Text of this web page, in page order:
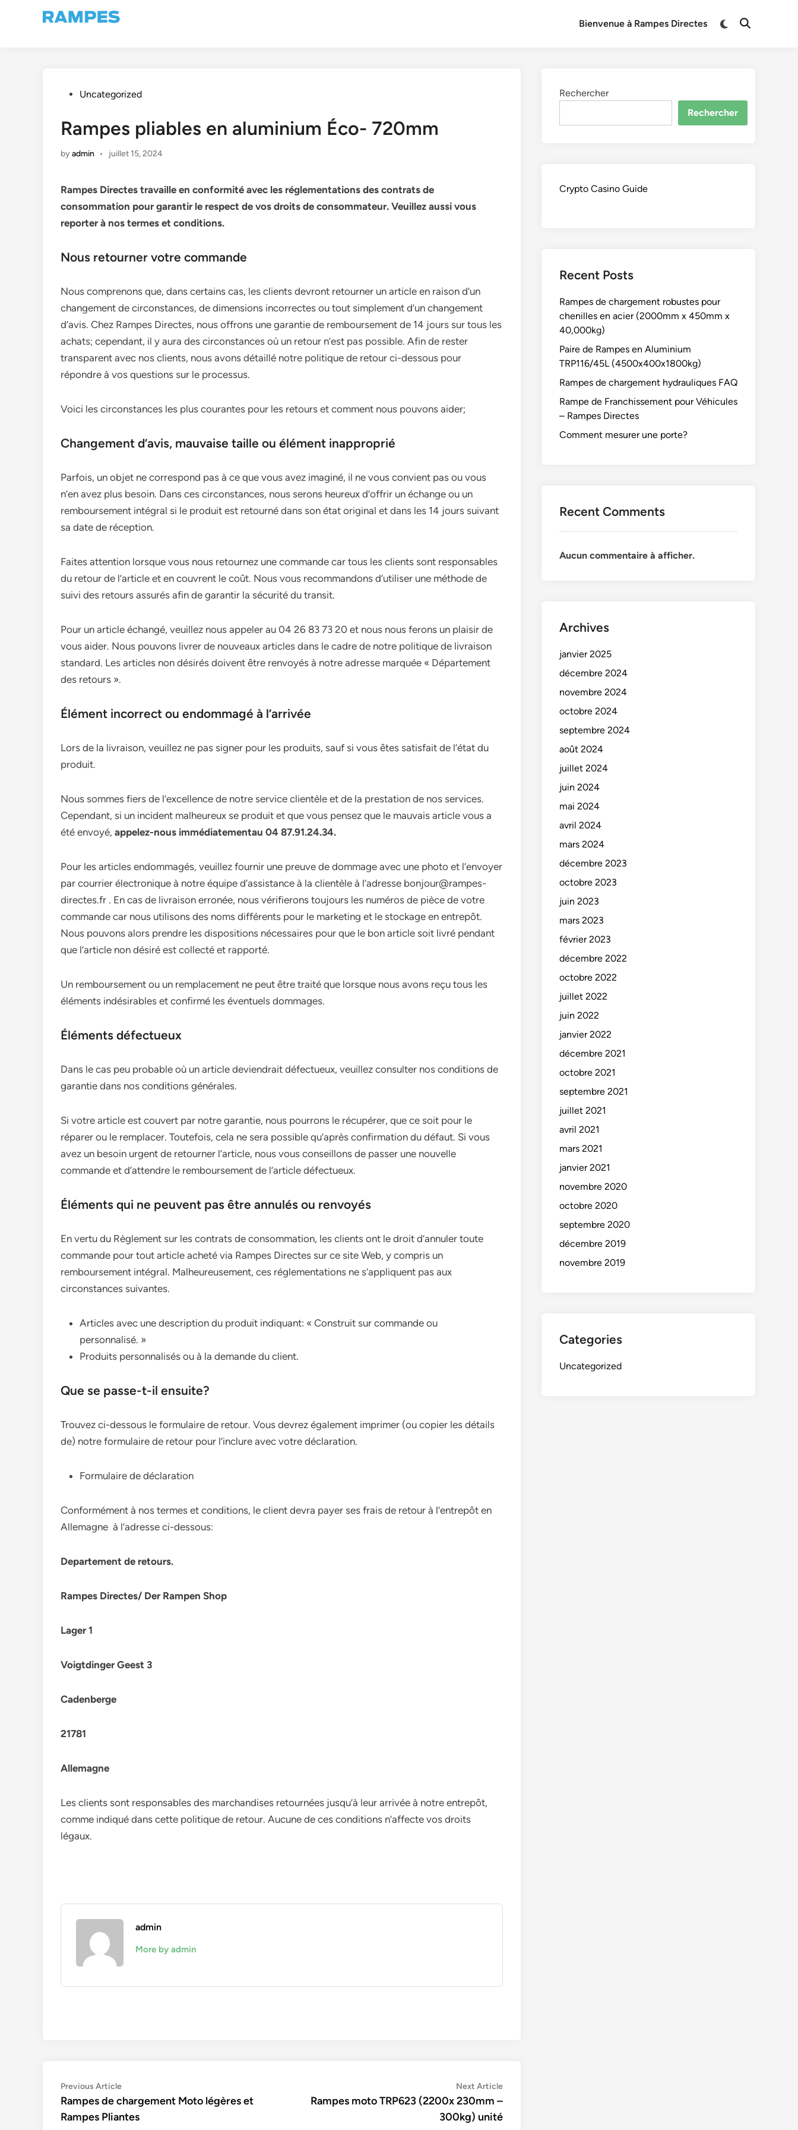
Bienvenue à Rampes Directes
Switch
Open
PostedUncategorized
Rampes pliables en aluminium Éco- 720mm
byadmin • juillet 15, 2024
Rampes Directes travaille en conformité avec les réglementations des contrats de
consommation pour garantir le respect de vos droits de consommateur. Veuillez aussi vous
reporter à nos termes et conditions.
Nous retourner votre commande
Nous comprenons que, dans certains cas, les clients devront retourner un article en raison d’un
changement de circonstances, de dimensions incorrectes ou tout simplement d’un changement
d’avis. Chez Rampes Directes, nous offrons une garantie de remboursement de 14 jours sur tous les
achats; cependant, il y aura des circonstances où un retour n’est pas possible. Afin de rester
transparent avec nos clients, nous avons détaillé notre politique de retour ci-dessous pour
répondre à vos questions sur le processus.
Voici les circonstances les plus courantes pour les retours et comment nous pouvons aider;
Changement d’avis, mauvaise taille ou élément inapproprié
Parfois, un objet ne correspond pas à ce que vous avez imaginé, il ne vous convient pas ou vous
n’en avez plus besoin. Dans ces circonstances, nous serons heureux d’offrir un échange ou un
remboursement intégral si le produit est retourné dans son état original et dans les 14 jours suivant
sa date de réception.
Faites attention lorsque vous nous retournez une commande car tous les clients sont responsables
du retour de l’article et en couvrent le coût. Nous vous recommandons d’utiliser une méthode de
suivi des retours assurés afin de garantir la sécurité du transit.
Pour un article échangé, veuillez nous appeler au 04 26 83 73 20 et nous nous ferons un plaisir de
vous aider. Nous pouvons livrer de nouveaux articles dans le cadre de notre politique de livraison
standard. Les articles non désirés doivent être renvoyés à notre adresse marquée « Département
des retours ».
Élément incorrect ou endommagé à l’arrivée
Lors de la livraison, veuillez ne pas signer pour les produits, sauf si vous êtes satisfait de l’état du
produit.
Nous sommes fiers de l’excellence de notre service clientèle et de la prestation de nos services.
Cependant, si un incident malheureux se produit et que vous pensez que le mauvais article vous a
été envoyé, appelez-nous immédiatementau 04 87.91.24.34.
Pour les articles endommagés, veuillez fournir une preuve de dommage avec une photo et l’envoyer
par courrier électronique à notre équipe d’assistance à la clientèle à l’adresse bonjour@rampes-
directes.fr . En cas de livraison erronée, nous vérifierons toujours les numéros de pièce de votre
commande car nous utilisons des noms différents pour le marketing et le stockage en entrepôt.
Nous pouvons alors prendre les dispositions nécessaires pour que le bon article soit livré pendant
que l’article non désiré est collecté et rapporté.
Un remboursement ou un remplacement ne peut être traité que lorsque nous avons reçu tous les
éléments indésirables et confirmé les éventuels dommages.
Éléments défectueux
Dans le cas peu probable où un article deviendrait défectueux, veuillez consulter nos conditions de
garantie dans nos conditions générales.
Si votre article est couvert par notre garantie, nous pourrons le récupérer, que ce soit pour le
réparer ou le remplacer. Toutefois, cela ne sera possible qu’après confirmation du défaut. Si vous
avez un besoin urgent de retourner l’article, nous vous conseillons de passer une nouvelle
commande et d’attendre le remboursement de l’article défectueux.
Éléments qui ne peuvent pas être annulés ou renvoyés
En vertu du Règlement sur les contrats de consommation, les clients ont le droit d’annuler toute
commande pour tout article acheté via Rampes Directes sur ce site Web, y compris un
remboursement intégral. Malheureusement, ces réglementations ne s’appliquent pas aux
circonstances suivantes.
Articles avec une description du produit indiquant: « Construit sur commande ou
personnalisé. »
Produits personnalisés ou à la demande du client.
Que se passe-t-il ensuite?
Trouvez ci-dessous le formulaire de retour. Vous devrez également imprimer (ou copier les détails
de) notre formulaire de retour pour l’inclure avec votre déclaration.
Formulaire de déclaration
Conformément à nos termes et conditions, le client devra payer ses frais de retour à l’entrepôt en
Allemagne à l’adresse ci-dessous:
Departement de retours.
Rampes Directes/ Der Rampen Shop
Lager 1
Voigtdinger Geest 3
Cadenberge
21781
Allemagne
Les clients sont responsables des marchandises retournées jusqu’à leur arrivée à notre entrepôt,
comme indiqué dans cette politique de retour. Aucune de ces conditions n’affecte vos droits
légaux.
admin
More by admin
Navigation
de
l’article
Previous ArticlePrevious
article:
Rampes de chargement Moto légères et
Rampes Pliantes
Next ArticleNext
article:
Rampes moto TRP623 (2200x 230mm –
300kg) unité
Rechercher
Rechercher
Crypto Casino Guide
Recent Posts
Rampes de chargement robustes pour
chenilles en acier (2000mm x 450mm x
40,000kg)
Paire de Rampes en Aluminium
TRP116/45L (4500x400x1800kg)
Rampes de chargement hydrauliques FAQ
Rampe de Franchissement pour Véhicules
– Rampes Directes
Comment mesurer une porte?
Recent Comments
Aucun commentaire à afficher.
Archives
janvier 2025
décembre 2024
novembre 2024
octobre 2024
septembre 2024
août 2024
juillet 2024
juin 2024
mai 2024
avril 2024
mars 2024
décembre 2023
octobre 2023
juin 2023
mars 2023
février 2023
décembre 2022
octobre 2022
juillet 2022
juin 2022
janvier 2022
décembre 2021
octobre 2021
septembre 2021
juillet 2021
avril 2021
mars 2021
janvier 2021
novembre 2020
octobre 2020
septembre 2020
décembre 2019
novembre 2019
Categories
Uncategorized